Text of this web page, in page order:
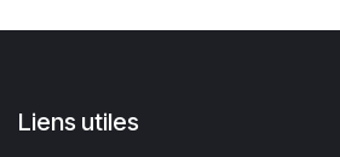
Liens utiles